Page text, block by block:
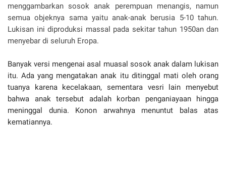
menggambarkan sosok anak perempuan menangis, namun
semua objeknya sama yaitu anak-anak berusia 5-10 tahun.
Lukisan ini diproduksi massal pada sekitar tahun 1950an dan
menyebar di seluruh Eropa.
Banyak versi mengenai asal muasal sosok anak dalam lukisan
itu. Ada yang mengatakan anak itu ditinggal mati oleh orang
tuanya karena kecelakaan, sementara vesri lain menyebut
bahwa anak tersebut adalah korban penganiayaan hingga
meninggal dunia. Konon arwahnya menuntut balas atas
kematiannya.